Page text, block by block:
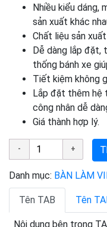
Nhiều kiểu dáng,
sản xuất khác
Chất liệu sản
Dễ dàng lắp đặt,
thống bánh xe
Tiết kiệm không
Lắp đặt thêm hệ
công nhân dễ
Giá thành hợp lý.
Danh mục: BÀN LÀM
Tên TAB Tên
Nội dung bên trong